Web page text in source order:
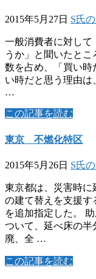
2015年5月27日 S氏
一般消費者に対して
うか」と聞いたと
数を占め、「買い時
い時だと思う理由
…
この記事を読む
東京 不燃化特区
2015年5月26日 S氏
東京都は、災害時に
の建て替えを支援す
を追加指定した。
ついて、延べ床の半
廃、全 …
この記事を読む